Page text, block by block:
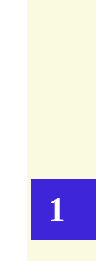
1